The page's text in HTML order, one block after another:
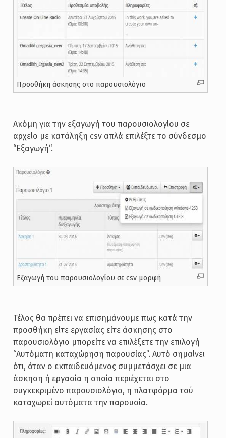
Προσθήκη άσκησης στο παρουσιολόγιο
Ακόμη για την εξαγωγή του παρουσιολογίου σε
αρχείο με κατάληξη csv απλά επιλέξτε το σύνδεσμο
“Εξαγωγή“.
Eξαγωγή του παρουσιολογίου σε csv μορφή
Τέλος θα πρέπει να επισημάνουμε πως κατά την
προσθήκη είτε εργασίας είτε άσκησης στο
παρουσιολόγιο μπορείτε να επιλέξετε την επιλογή
“Αυτόματη καταχώρηση παρουσίας”. Αυτό σημαίνει
ότι, όταν ο εκπαιδευόμενος συμμετάσχει σε μια
άσκηση ή εργασία η οποία περιέχεται στο
συγκεκριμένο παρουσιολόγιο, η πλατφόρμα τού
καταχωρεί αυτόματα την παρουσία.